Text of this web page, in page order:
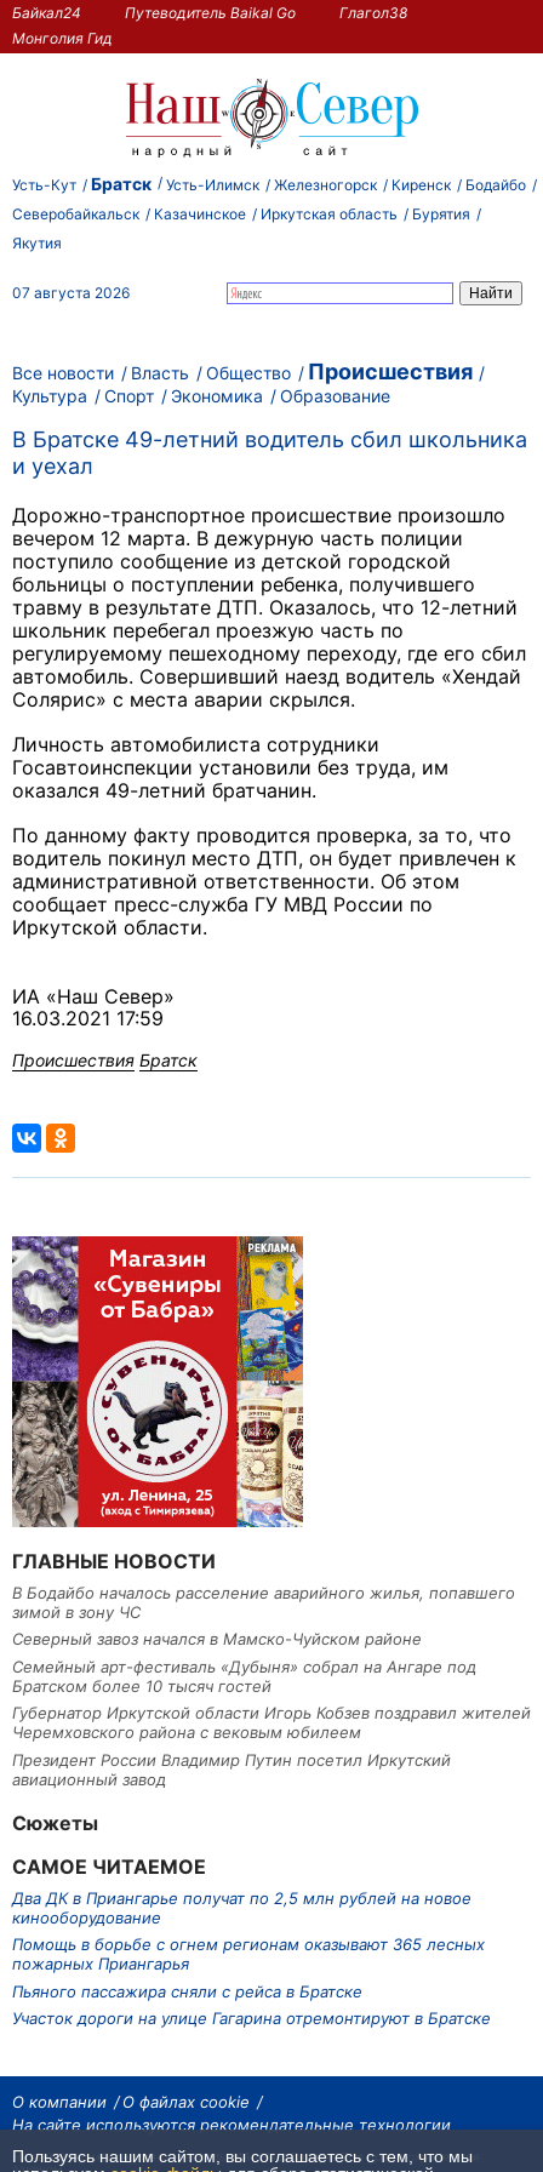
Байкал24 Путеводитель Baikal Go
Глагол38
Монголия Гид
Усть-Кут Братск Усть-Илимск Железногорск Киренск
Бодайбо
Северобайкальск
Казачинское Иркутская область
Бурятия
Якутия
07 августа 2026
Все новости Власть Общество Происшествия
Культура Спорт Экономика Образование
В Братске 49-летний водитель сбил школьника
и уехал
Дорожно-транспортное происшествие произошло
вечером 12 марта. В дежурную часть полиции
поступило сообщение из детской городской
больницы о поступлении ребенка, получившего
травму в результате ДТП. Оказалось, что 12-летний
школьник перебегал проезжую часть по
регулируемому пешеходному переходу, где его сбил
автомобиль. Совершивший наезд водитель «Хендай
Солярис» с места аварии скрылся.
Личность автомобилиста сотрудники
Госавтоинспекции установили без труда, им
оказался 49-летний братчанин.
По данному факту проводится проверка, за то, что
водитель покинул место ДТП, он будет привлечен к
административной ответственности. Об этом
сообщает пресс-служба ГУ МВД России по
Иркутской области.
ИА «Наш Север»
16.03.2021 17:59
Происшествия Братск
ГЛАВНЫЕ НОВОСТИ
В Бодайбо началось расселение аварийного жилья, попавшего
зимой в зону ЧС
Северный завоз начался в Мамско-Чуйском районе
Семейный арт-фестиваль «Дубыня» собрал на Ангаре под
Братском более 10 тысяч гостей
Губернатор Иркутской области Игорь Кобзев поздравил жителей
Черемховского района с вековым юбилеем
Президент России Владимир Путин посетил Иркутский
авиационный завод
Сюжеты
САМОЕ ЧИТАЕМОЕ
Два ДК в Приангарье получат по 2,5 млн рублей на новое
кинооборудование
Помощь в борьбе с огнем регионам оказывают 365 лесных
пожарных Приангарья
Пьяного пассажира сняли с рейса в Братске
Участок дороги на улице Гагарина отремонтируют в Братске
О компании
О файлах cookie
На сайте используются рекомендательные технологии
На сайте размещаются материалы ИА «Наш Север». Все права охраняются
законом.
Пользуясь нашим сайтом, вы соглашаетесь с тем, что мы